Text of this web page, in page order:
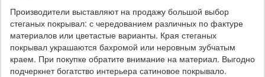
Производители выставляют на продажу большой выбор
стеганых покрывал: с чередованием различных по фактуре
материалов или цветастые варианты. Края стеганых
покрывал украшаются бахромой или неровным зубчатым
краем. При покупке обратите внимание на материал. Выгодно
подчеркнет богатство интерьера сатиновое покрывало.